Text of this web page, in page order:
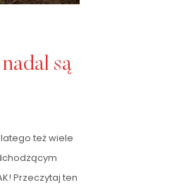
są
też wiele
Przeczytaj ten